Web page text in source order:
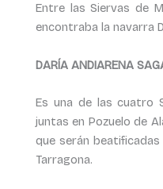
Entre las Siervas de
encontraba la navarra
DARÍA ANDIARENA
Es una de las cuatro
juntas en Pozuelo de
que serán
Tarragona.